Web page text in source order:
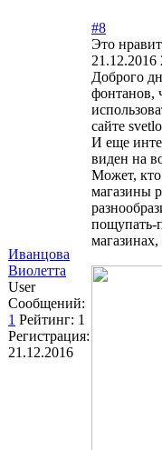
Иванцова
Виолетта
User
Сообщений:
1 Рейтинг: 1
Регистрация:
21.12.2016
#8
Это
21.12.2016
Доброго
фонтанов,
сайте
И еще
виден на
Может, кто
магазины
пощупать-
магазинах,